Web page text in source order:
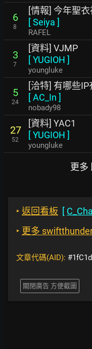
6
8
[情報] 今年聖
[Seiya ]
RAFEL
3
7
[資料] VJMP
[YUGIOH ]
youngluke
5
24
[洽特] 有哪些
[AC_In ]
nobady98
27
52
[資料] YAC1
[YUGIOH ]
youngluke
更多
‣ 返回看板 [
‣ 更多
文章代碼(AID):
關閉廣告 方便截圖